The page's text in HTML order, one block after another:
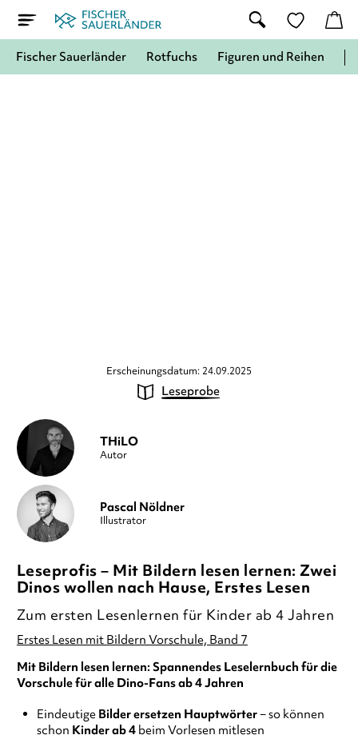
Fischer Sauerländer Rotfuchs Figuren und Reihen
Erscheinungsdatum: 24.09.2025
Leseprobe
THiLO
Autor
Pascal Nöldner
Illustrator
Leseprofis – Mit Bildern lesen lernen: Zwei
Dinos wollen nach Hause, Erstes Lesen
Zum ersten Lesenlernen für Kinder ab 4 Jahren
Erstes Lesen mit Bildern Vorschule, Band 7
Mit Bildern lesen lernen: Spannendes Leselernbuch für die
Vorschulefür alle Dino-Fansab 4 Jahren
Eindeutige Bilder ersetzen Hauptwörter− so können
schon Kinder ab 4 beim Vorlesen mitlesen